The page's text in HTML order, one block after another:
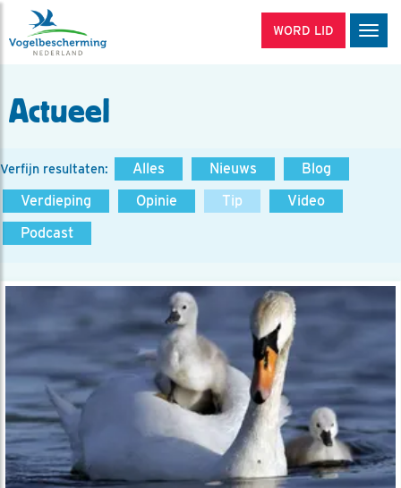
WORD LID
Actueel
Verfijn resultaten: Alles Nieuws
Blog
Verdieping
Opinie Tip
Video
Podcast